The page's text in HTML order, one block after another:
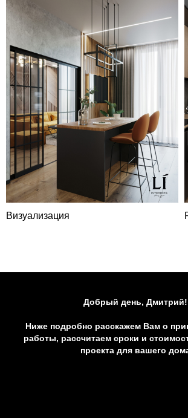
LIDESIGN
Добрый день, Дмитрий!
Ниже подробно расскажем Вам о
работы, рассчитаем сроки и
проекта для вашего
Визуализация